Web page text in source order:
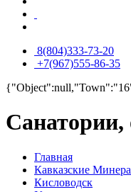
8(804)333-73-20
+7(967)555-86-35
Санатории,
Главная
Кавказские
Кисловодск